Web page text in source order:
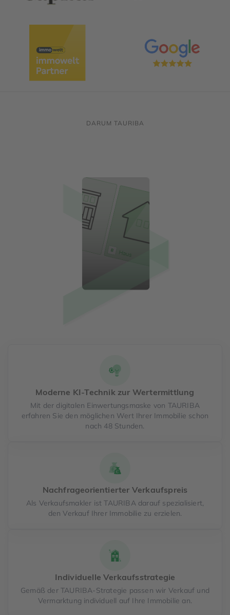
DARUM TAURIBA
Moderne KI-Technik zur Wertermittlung
Mit der digitalen Einwertungsmaske von TAURIBA
erfahren Sie den möglichen Wert Ihrer Immobilie schon
nach 48 Stunden.
Nachfrageorientierter Verkaufspreis
Als Verkaufsmakler ist TAURIBA darauf spezialisiert,
den Verkauf Ihrer Immobilie zu erzielen.
Individuelle Verkaufsstrategie
Gemäß der TAURIBA-Strategie passen wir Verkauf und
Vermarktung individuell auf Ihre Immobilie an.